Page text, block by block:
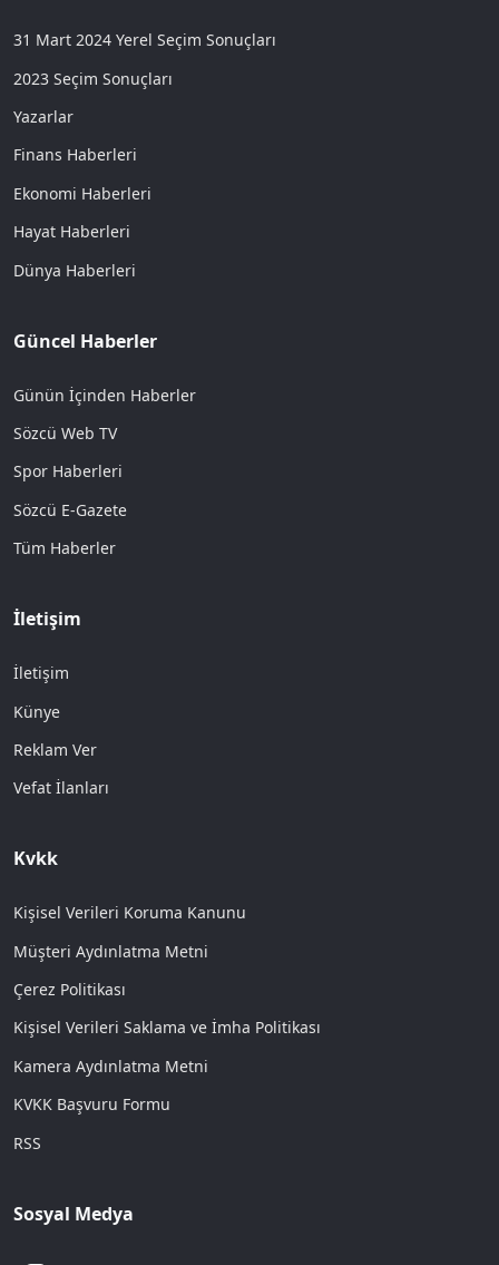
31 Mart 2024 Yerel Seçim Sonuçları
2023 Seçim Sonuçları
Yazarlar
Finans Haberleri
Ekonomi Haberleri
Hayat Haberleri
Dünya Haberleri
Güncel Haberler
Günün İçinden Haberler
Sözcü Web TV
Spor Haberleri
Sözcü E-Gazete
Tüm Haberler
İletişim
İletişim
Künye
Reklam Ver
Vefat İlanları
Kvkk
Kişisel Verileri Koruma Kanunu
Müşteri Aydınlatma Metni
Çerez Politikası
Kişisel Verileri Saklama ve İmha Politikası
Kamera Aydınlatma Metni
KVKK Başvuru Formu
RSS
Sosyal Medya